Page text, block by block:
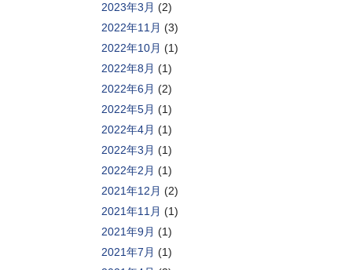
2023年3月 (2)
2022年11月 (3)
2022年10月 (1)
2022年8月 (1)
2022年6月 (2)
2022年5月 (1)
2022年4月 (1)
2022年3月 (1)
2022年2月 (1)
2021年12月 (2)
2021年11月 (1)
2021年9月 (1)
2021年7月 (1)